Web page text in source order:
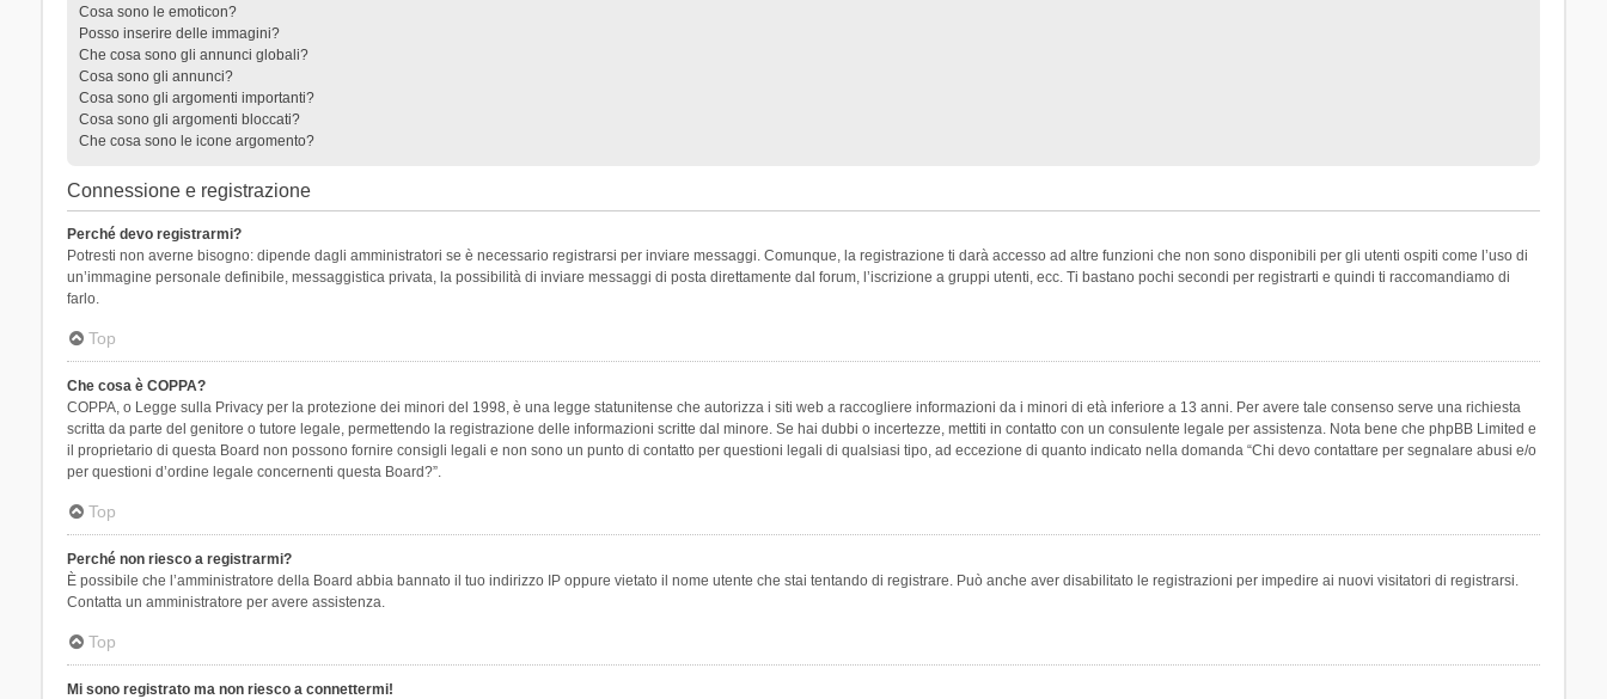
Cosa sono le emoticon?
Posso inserire delle immagini?
Che cosa sono gli annunci globali?
Cosa sono gli annunci?
Cosa sono gli argomenti importanti?
Cosa sono gli argomenti bloccati?
Che cosa sono le icone argomento?
Connessione e registrazione
Perché devo registrarmi?
Potresti non averne bisogno: dipende dagli amministratori se è necessario registrarsi per inviare messaggi. Comunque, la registrazione ti darà accesso ad altre funzioni che non sono disponibili per gli utenti ospiti come l’uso di
un’immagine personale definibile, messaggistica privata, la possibilità di inviare messaggi di posta direttamente dal forum, l’iscrizione a gruppi utenti, ecc. Ti bastano pochi secondi per registrarti e quindi ti raccomandiamo di
farlo.
Top
Che cosa è COPPA?
COPPA, o Legge sulla Privacy per la protezione dei minori del 1998, è una legge statunitense che autorizza i siti web a raccogliere informazioni da i minori di età inferiore a 13 anni. Per avere tale consenso serve una richiesta
scritta da parte del genitore o tutore legale, permettendo la registrazione delle informazioni scritte dal minore. Se hai dubbi o incertezze, mettiti in contatto con un consulente legale per assistenza. Nota bene che phpBB Limited e
il proprietario di questa Board non possono fornire consigli legali e non sono un punto di contatto per questioni legali di qualsiasi tipo, ad eccezione di quanto indicato nella domanda “Chi devo contattare per segnalare abusi e/o
per questioni d’ordine legale concernenti questa Board?”.
Top
Perché non riesco a registrarmi?
È possibile che l’amministratore della Board abbia bannato il tuo indirizzo IP oppure vietato il nome utente che stai tentando di registrare. Può anche aver disabilitato le registrazioni per impedire ai nuovi visitatori di registrarsi.
Contatta un amministratore per avere assistenza.
Top
Mi sono registrato ma non riesco a connettermi!